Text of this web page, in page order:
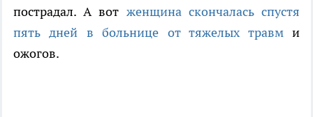
пострадал. А вот женщина скончалась спустя
пять дней в больнице от тяжелых травми
ожогов.